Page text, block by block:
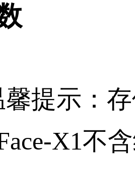
提示：
X1不